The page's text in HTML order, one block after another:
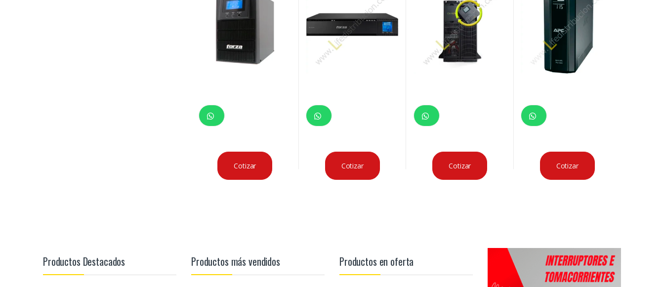
Cotizar Cotizar Cotizar Cotizar
Productos Destacados Productos más vendidos Productos en oferta